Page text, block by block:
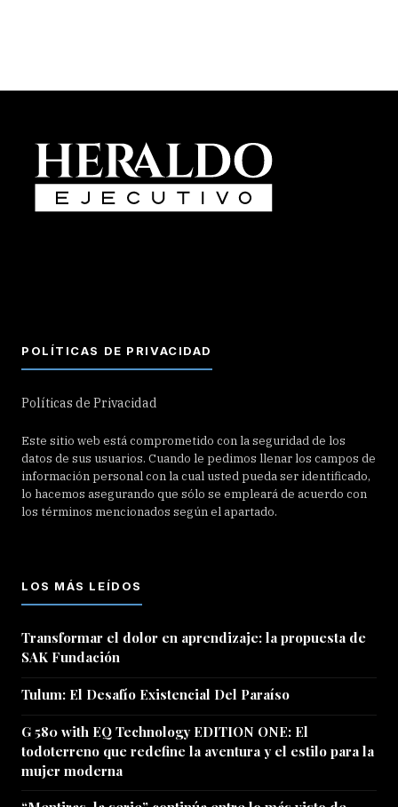
POLÍTICAS DE PRIVACIDAD
Políticas de Privacidad
Este sitio web está comprometido con la seguridad de los
datos de sus usuarios. Cuando le pedimos llenar los campos de
información personal con la cual usted pueda ser identificado,
lo hacemos asegurando que sólo se empleará de acuerdo con
los términos mencionados según el apartado.
LOS MÁS LEÍDOS
Transformar el dolor en aprendizaje: la propuesta de
SAK Fundación
Tulum: El Desafío Existencial Del Paraíso
G 580 with EQ Technology EDITION ONE: El
todoterreno que redefine la aventura y el estilo para la
mujer moderna